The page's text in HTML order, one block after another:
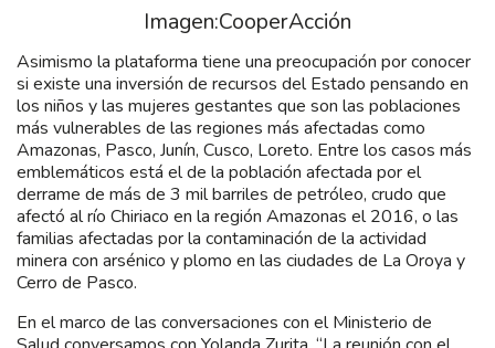
Imagen:CooperAcción
Asimismo la plataforma tiene una preocupación por conocer
si existe una inversión de recursos del Estado pensando en
los niños y las mujeres gestantes que son las poblaciones
más vulnerables de las regiones más afectadas como
Amazonas, Pasco, Junín, Cusco, Loreto. Entre los casos más
emblemáticos está el de la población afectada por el
derrame de más de 3 mil barriles de petróleo, crudo que
afectó al río Chiriaco en la región Amazonas el 2016, o las
familias afectadas por la contaminación de la actividad
minera con arsénico y plomo en las ciudades de La Oroya y
Cerro de Pasco.
En el marco de las conversaciones con el Ministerio de